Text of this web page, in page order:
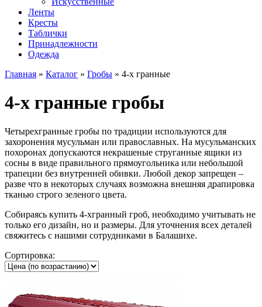
Ленты
Кресты
Таблички
Принадлежности
Одежда
Главная » Каталог » Гробы » 4-х гранные
4-х гранные гробы
Четырехгранные гробы по традиции используются для
захоронения мусульман или православных. На мусульманских
похоронах допускаются некрашеные струганные ящики из
сосны в виде правильного прямоугольника или небольшой
трапеции без внутренней обивки. Любой декор запрещен –
разве что в некоторых случаях возможна внешняя драпировка
тканью строго зеленого цвета.
Собираясь купить 4-хгранный гроб, необходимо учитывать не
только его дизайн, но и размеры. Для уточнения всех деталей
свяжитесь с нашими сотрудниками в Балашихе.
Сортировка: